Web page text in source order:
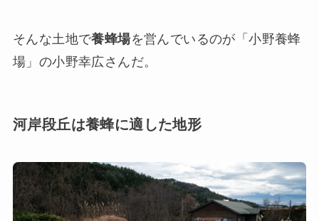
そんな土地で養蜂場を営んでいるのが「小野養蜂
場」の小野幸広さんだ。
河岸段丘は養蜂に適した地形